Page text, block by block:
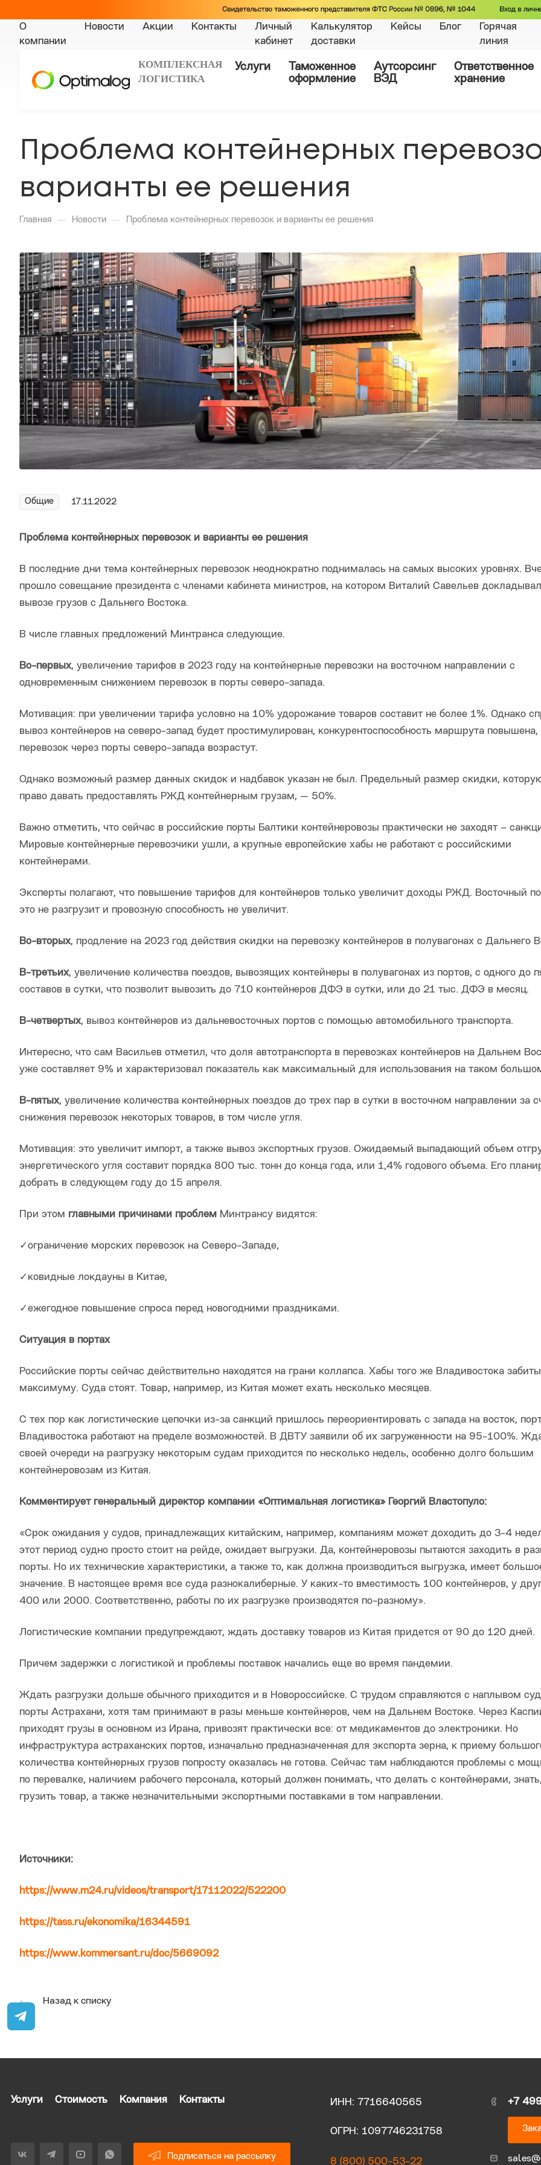
О
компании
Новости Акции Контакты
Личный
кабинет
Калькулятор
доставки
Кейсы Блог
Горячая
линия
КОМПЛЕКСНАЯ
ЛОГИСТИКА
Услуги
Таможенное
оформление
Аутсорсинг
ВЭД
Ответственное
хранение
Проблема контейнерных
варианты ее решения
Главная — Новости — Проблема контейнерных перевозок и варианты ее решения
Общие 17.11.2022
Проблема контейнерных перевозок и варианты ее решения
В последние дни тема контейнерных перевозок неоднократно поднималась на самых высоких уровнях.
прошло совещание президента с членами кабинета министров, на котором Виталий Савельев
вывозе грузов с Дальнего Востока.
В числе главных предложений Минтранса следующие.
Во-первых, увеличение тарифов в 2023 году на контейнерные перевозки на восточном направлении с
одновременным снижением перевозок в порты северо-запада.
Мотивация: при увеличении тарифа условно на 10% удорожание товаров составит не более 1%. Однако
вывоз контейнеров на северо-запад будет простимулирован, конкурентоспособность маршрута
перевозок через порты северо-запада возрастут.
Однако возможный размер данных скидок и надбавок указан не был. Предельный размер скидки,
право давать предоставлять РЖД контейнерным грузам, — 50%.
Важно отметить, что сейчас в российские порты Балтики контейнеровозы практически не заходят –
Мировые контейнерные перевозчики ушли, а крупные европейские хабы не работают с российскими
контейнерами.
Эксперты полагают, что повышение тарифов для контейнеров только увеличит доходы РЖД. Восточный
это не разгрузит и провозную способность не увеличит.
Во-вторых, продление на 2023 год действия скидки на перевозку контейнеров в полувагонах с Дальнего
В-третьих, увеличение количества поездов, вывозящих контейнеры в полувагонах из портов, с одного до
составов в сутки, что позволит вывозить до 710 контейнеров ДФЭ в сутки, или до 21 тыс. ДФЭ в месяц.
В-четвертых, вывоз контейнеров из дальневосточных портов с помощью автомобильного транспорта.
Интересно, что сам Васильев отметил, что доля автотранспорта в перевозках контейнеров на Дальнем
уже составляет 9% и характеризовал показатель как максимальный для использования на таком
В-пятых, увеличение количества контейнерных поездов до трех пар в сутки в восточном направлении за
снижения перевозок некоторых товаров, в том числе угля.
Мотивация: это увеличит импорт, а также вывоз экспортных грузов. Ожидаемый выпадающий объем
энергетического угля составит порядка 800 тыс. тонн до конца года, или 1,4% годового объема. Его
добрать в следующем году до 15 апреля.
При этом главными причинами проблем Минтрансу видятся:
✓ограничение морских перевозок на Северо-Западе,
✓ковидные локдауны в Китае,
✓ежегодное повышение спроса перед новогодними праздниками.
Ситуация в портах
Российские порты сейчас действительно находятся на грани коллапса. Хабы того же Владивостока
максимуму. Суда стоят. Товар, например, из Китая может ехать несколько месяцев.
С тех пор как логистические цепочки из-за санкций пришлось переориентировать с запада на восток,
Владивостока работают на пределе возможностей. В ДВТУ заявили об их загруженности на 95-100%.
своей очереди на разгрузку некоторым судам приходится по несколько недель, особенно долго большим
контейнеровозам из Китая.
Комментирует генеральный директор компании «Оптимальная логистика» Георгий Властопуло:
«Срок ожидания у судов, принадлежащих китайским, например, компаниям может доходить до 3-4
этот период судно просто стоит на рейде, ожидает выгрузки. Да, контейнеровозы пытаются заходить в
порты. Но их технические характеристики, а также то, как должна производиться выгрузка, имеет
значение. В настоящее время все суда разнокалиберные. У каких-то вместимость 100 контейнеров, у
400 или 2000. Соответственно, работы по их разгрузке производятся по-разному».
Логистические компании предупреждают, ждать доставку товаров из Китая придется от 90 до 120 дней.
Причем задержки с логистикой и проблемы поставок начались еще во время пандемии.
Ждать разгрузки дольше обычного приходится и в Новороссийске. С трудом справляются с наплывом
порты Астрахани, хотя там принимают в разы меньше контейнеров, чем на Дальнем Востоке. Через
приходят грузы в основном из Ирана, привозят практически все: от медикаментов до электроники. Но
инфраструктура астраханских портов, изначально предназначенная для экспорта зерна, к приему
количества контейнерных грузов попросту оказалась не готова. Сейчас там наблюдаются проблемы с
по перевалке, наличием рабочего персонала, который должен понимать, что делать с контейнерами,
грузить товар, а также незначительными экспортными поставками в том направлении.
Источники:
https://www.m24.ru/videos/transport/17112022/522200
https://tass.ru/ekonomika/16344591
https://www.kommersant.ru/doc/5669092
Назад к списку
Услуги Стоимость Компания Контакты
Подписаться на рассылку
ИНН: 7716640565
ОГРН: 1097746231758
8 (800) 500-53-22
+7